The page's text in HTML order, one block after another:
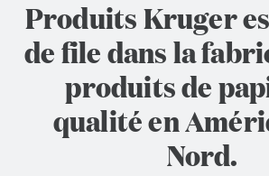
Produits Kruger
de file dans la
produits de
qualité en
Nord.